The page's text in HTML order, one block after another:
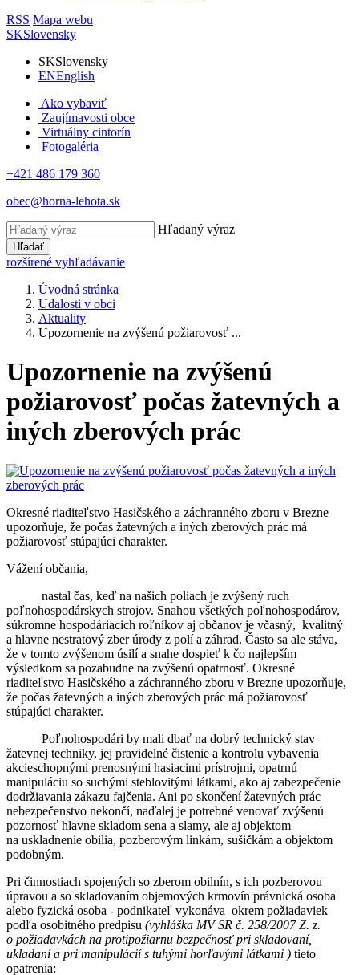
RSS Mapa webu
SKSlovensky
SKSlovensky
ENEnglish
Ako vybaviť
Zaujímavosti obce
Virtuálny cintorín
Fotogaléria
+421 486 179 360
obec@horna-lehota.sk
Hľadaný výraz
Hľadať
rozšírené vyhľadávanie
Úvodná stránka
Udalosti v obci
Aktuality
Upozornenie na zvýšenú požiarovosť ...
Upozornenie na zvýšenú
požiarovosť počas žatevných a
iných zberových prác
Okresné riaditeľstvo Hasičského a záchranného zboru v Brezne
upozorňuje, že počas žatevných a iných zberových prác má
požiarovosť stúpajúci charakter.
Vážení občania,
nastal čas, keď na našich poliach je zvýšený ruch
poľnohospodárskych strojov. Snahou všetkých poľnohospodárov,
súkromne hospodáriacich roľníkov aj občanov je včasný, kvalitný
a hlavne nestratový zber úrody z polí a záhrad. Často sa ale stáva,
že v tomto zvýšenom úsilí a snahe dospieť k čo najlepším
výsledkom sa pozabudne na zvýšenú opatrnosť. Okresné
riaditeľstvo Hasičského a záchranného zboru v Brezne upozorňuje,
že počas žatevných a iných zberových prác má požiarovosť
stúpajúci charakter.
Poľnohospodári by mali dbať na dobrý technický stav
žatevnej techniky, jej pravidelné čistenie a kontrolu vybavenia
akcieschopnými prenosnými hasiacimi prístrojmi, opatrnú
manipuláciu so suchými steblovitými látkami, ako aj zabezpečenie
dodržiavania zákazu fajčenia. Ani po skončení žatevných prác
nebezpečenstvo nekončí, naďalej je potrebné venovať zvýšenú
pozornosť hlavne skladom sena a slamy, ale aj objektom
na uskladnenie obilia, pozberovým linkám, sušičkám a objektom
podobným.
Pri činnostiach spojených so zberom obilnín, s ich pozberovou
úpravou a so skladovaním objemových krmovín právnická osoba
alebo fyzická osoba - podnikateľ vykonáva okrem požiadaviek
podľa osobitného predpisu (vyhláška MV SR č. 258/2007 Z. z.
o požiadavkách na protipožiarnu bezpečnosť pri skladovaní,
ukladaní a pri manipulácií s tuhými horľavými látkami ) tieto
opatrenia: